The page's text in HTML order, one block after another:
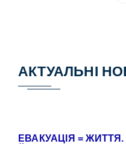
АКТУАЛЬНІ
ЕВАКУАЦІЯ =